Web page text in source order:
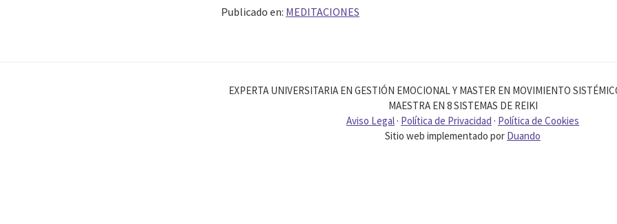
Publicado en: MEDITACIONES
EXPERTA UNIVERSITARIA EN GESTIÓN EMOCIONAL Y MASTER EN MOVIMIENTO
MAESTRA EN 8 SISTEMAS DE REIKI
Aviso Legal · Política de Privacidad · Política de Cookies
Sitio web implementado por Duando